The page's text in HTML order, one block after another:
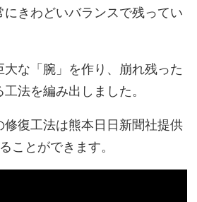
きわどいバランスで残ってい
な「腕」を作り、崩れ残った
法を編み出しました。
復工法は熊本日日新聞社提供
ことができます。